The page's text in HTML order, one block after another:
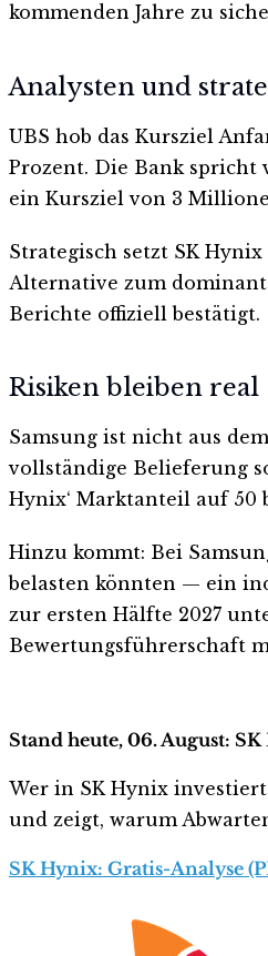
kommenden Jahre zu
Analysten und
UBS hob das Kursziel
Prozent. Die Bank spricht
ein Kursziel von 3
Strategisch setzt SK
Alternative zum
Berichte offiziell bestätigt.
Risiken bleiben real
Samsung ist nicht aus
vollständige Belieferung
Hynix‘ Marktanteil auf 50
Hinzu kommt: Bei
belasten könnten — ein
zur ersten Hälfte 2027
Bewertungsführerschaft
Stand heute, 06. August:
Wer in SK Hynix
und zeigt, warum
SK Hynix: Gratis-Analyse